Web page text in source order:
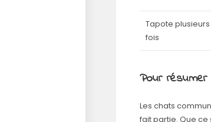
Tapote plusieurs
fois
Pour résumer
Les chats
fait partie. Que